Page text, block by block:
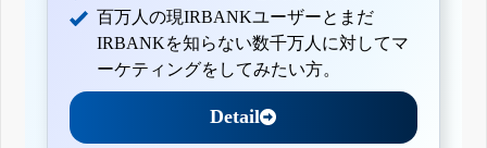
百万人の現IRBANKユーザーとまだ
IRBANKを知らない数千万人に対してマ
ーケティングをしてみたい方。
Detail